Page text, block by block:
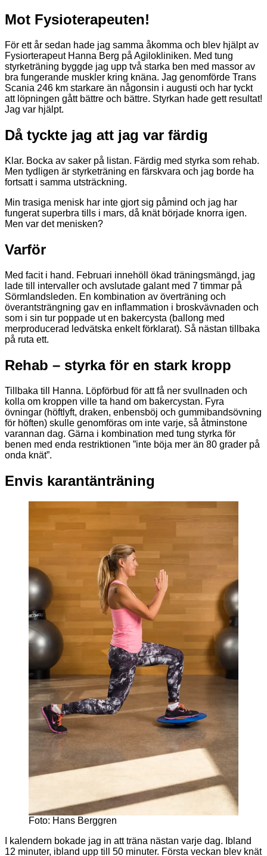
Mot Fysioterapeuten!
För ett år sedan hade jag samma åkomma och blev hjälpt av
Fysiorterapeut Hanna Berg på Agilokliniken. Med tung
styrketräning byggde jag upp två starka ben med massor av
bra fungerande muskler kring knäna. Jag genomförde Trans
Scania 246 km starkare än någonsin i augusti och har tyckt
att löpningen gått bättre och bättre. Styrkan hade gett resultat!
Jag var hjälpt.
Då tyckte jag att jag var färdig
Klar. Bocka av saker på listan. Färdig med styrka som rehab.
Men tydligen är styrketräning en färskvara och jag borde ha
fortsatt i samma utsträckning.
Min trasiga menisk har inte gjort sig påmind och jag har
fungerat superbra tills i mars, då knät började knorra igen.
Men var det menisken?
Varför
Med facit i hand. Februari innehöll ökad träningsmängd, jag
lade till intervaller och avslutade galant med 7 timmar på
Sörmlandsleden. En kombination av överträning och
överantsträngning gav en inflammation i broskvävnaden och
som i sin tur poppade ut en bakercysta (ballong med
merproducerad ledvätska enkelt förklarat). Så nästan tillbaka
på ruta ett.
Rehab – styrka för en stark kropp
Tillbaka till Hanna. Löpförbud för att få ner svullnaden och
kolla om kroppen ville ta hand om bakercystan. Fyra
övningar (höftlyft, draken, enbensböj och gummibandsövning
för höften) skulle genomföras om inte varje, så åtminstone
varannan dag. Gärna i kombination med tung styrka för
benen med enda restriktionen ”inte böja mer än 80 grader på
onda knät”.
Envis karantänträning
Foto: Hans Berggren
I kalendern bokade jag in att träna nästan varje dag. Ibland
12 minuter, ibland upp till 50 minuter. Första veckan blev knät